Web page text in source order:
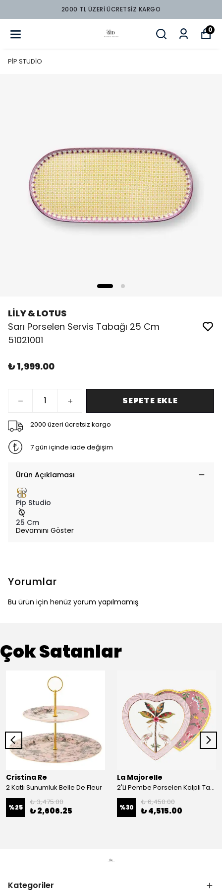
2000 TL ÜZERİ ÜCRETSİZ KARGO
0
PİP STUDİO
LİLY & LOTUS
Sarı Porselen Servis Tabağı 25 Cm
51021001
₺ 1,999.00
SEPETE EKLE
2000 üzeri ücretsiz kargo
7 gün içinde iade değişim
Ürün Açıklaması
Pip Studio
25 Cm
Devamını Göster
Yorumlar
Bu ürün için henüz yorum yapılmamış.
Çok Satanlar
Cristina Re
2 Katlı Sunumluk Belle De Fleur
%25
₺ 3,475.00
₺ 2,606.25
La Majorelle
2'Li Pembe Porselen Kalpli Tabak 21,5 Cm La Majorelle
%30
₺ 6,450.00
₺ 4,515.00
Kategoriler